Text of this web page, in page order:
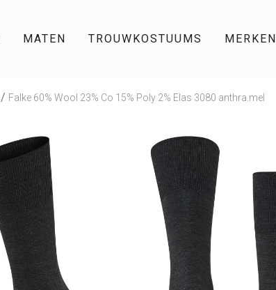
MATEN TROUWKOSTUUMS MERKEN
Falke 60% Wool 23% Co 15% Poly 2% Elas 3080 anthra.mel